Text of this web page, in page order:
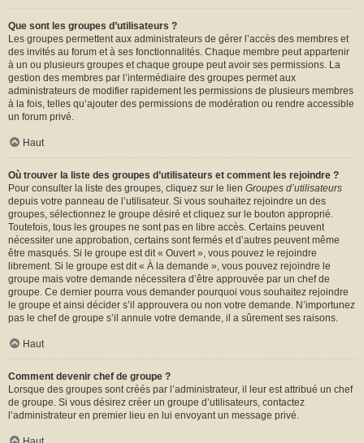
Que sont les groupes d’utilisateurs ?
Les groupes permettent aux administrateurs de gérer l’accès des membres et
des invités au forum et à ses fonctionnalités. Chaque membre peut appartenir
à un ou plusieurs groupes et chaque groupe peut avoir ses permissions. La
gestion des membres par l’intermédiaire des groupes permet aux
administrateurs de modifier rapidement les permissions de plusieurs membres
à la fois, telles qu’ajouter des permissions de modération ou rendre accessible
un forum privé.
Haut
Où trouver la liste des groupes d’utilisateurs et comment les rejoindre ?
Pour consulter la liste des groupes, cliquez sur le lien Groupes d’utilisateurs
depuis votre panneau de l’utilisateur. Si vous souhaitez rejoindre un des
groupes, sélectionnez le groupe désiré et cliquez sur le bouton approprié.
Toutefois, tous les groupes ne sont pas en libre accès. Certains peuvent
nécessiter une approbation, certains sont fermés et d’autres peuvent même
être masqués. Si le groupe est dit « Ouvert », vous pouvez le rejoindre
librement. Si le groupe est dit « À la demande », vous pouvez rejoindre le
groupe mais votre demande nécessitera d’être approuvée par un chef de
groupe. Ce dernier pourra vous demander pourquoi vous souhaitez rejoindre
le groupe et ainsi décider s’il approuvera ou non votre demande. N’importunez
pas le chef de groupe s’il annule votre demande, il a sûrement ses raisons.
Haut
Comment devenir chef de groupe ?
Lorsque des groupes sont créés par l’administrateur, il leur est attribué un chef
de groupe. Si vous désirez créer un groupe d’utilisateurs, contactez
l’administrateur en premier lieu en lui envoyant un message privé.